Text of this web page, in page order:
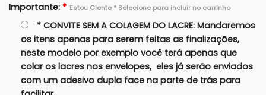
Importante: * Estou Ciente * Selecione para incluir no carrinho
* CONVITE SEM A COLAGEM DO LACRE: Mandaremos
os itens apenas para serem feitas as finalizações,
neste modelo por exemplo você terá apenas que
colar os lacres nos envelopes, eles já serão enviados
com um adesivo dupla face na parte de trás para